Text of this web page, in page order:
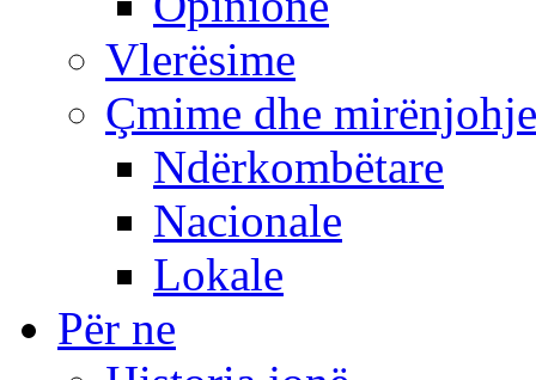
Vlerësime
Çmime dhe mirënjohje
Ndërkombëtare
Nacionale
Lokale
Për ne